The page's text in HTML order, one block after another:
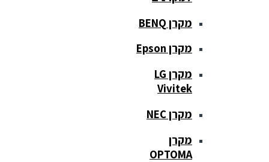
מקרן BENQ
מקרן Epson
מקרן LG
Vivitek
מקרן NEC
מקרן
OPTOMA